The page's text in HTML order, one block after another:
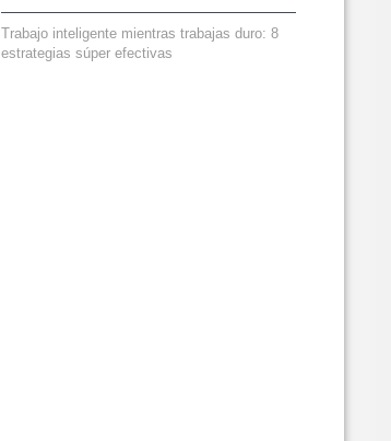
Trabajo inteligente mientras trabajas duro: 8
estrategias súper efectivas